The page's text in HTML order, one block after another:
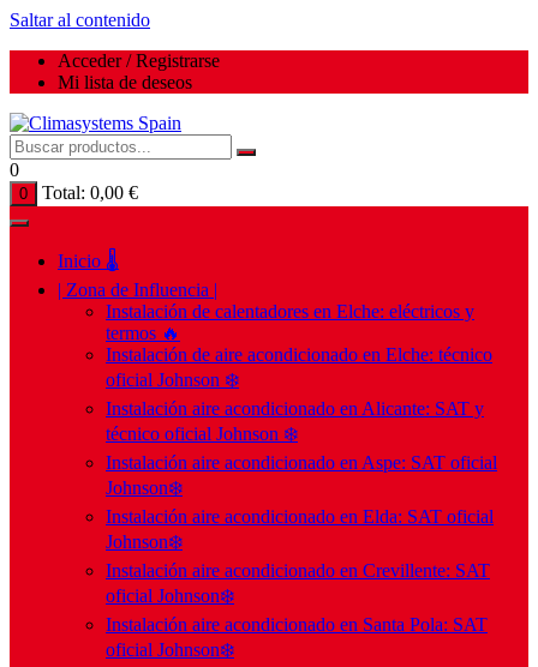
Saltar al contenido
Acceder / Registrarse
Mi lista de deseos
0
0 Total: 0,00 €
Inicio 🌡️
| Zona de Influencia |
Instalación de calentadores en Elche: eléctricos y
termos 🔥
Instalación de aire acondicionado en Elche: técnico
oficial Johnson ❄️
Instalación aire acondicionado en Alicante: SAT y
técnico oficial Johnson ❄️
Instalación aire acondicionado en Aspe: SAT oficial
Johnson❄️
Instalación aire acondicionado en Elda: SAT oficial
Johnson❄️
Instalación aire acondicionado en Crevillente: SAT
oficial Johnson❄️
Instalación aire acondicionado en Santa Pola: SAT
oficial Johnson❄️